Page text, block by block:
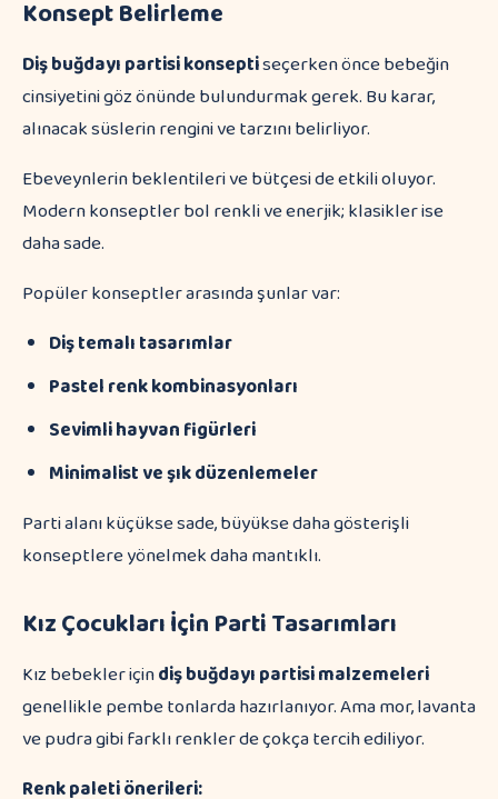
Konsept Belirleme
Diş buğdayı partisi konseptiseçerken önce bebeğin
cinsiyetini göz önünde bulundurmak gerek. Bu karar,
alınacak süslerin rengini ve tarzını belirliyor.
Ebeveynlerin beklentileri ve bütçesi de etkili oluyor.
Modern konseptler bol renkli ve enerjik; klasikler ise
daha sade.
Popüler konseptler arasında şunlar var:
Diş temalı tasarımlar
Pastel renk kombinasyonları
Sevimli hayvan figürleri
Minimalist ve şık düzenlemeler
Parti alanı küçükse sade, büyükse daha gösterişli
konseptlere yönelmek daha mantıklı.
Kız Çocukları İçin Parti Tasarımları
Kız bebekler içindiş buğdayı partisi malzemeleri
genellikle pembe tonlarda hazırlanıyor. Ama mor, lavanta
ve pudra gibi farklı renkler de çokça tercih ediliyor.
Renk paleti önerileri: